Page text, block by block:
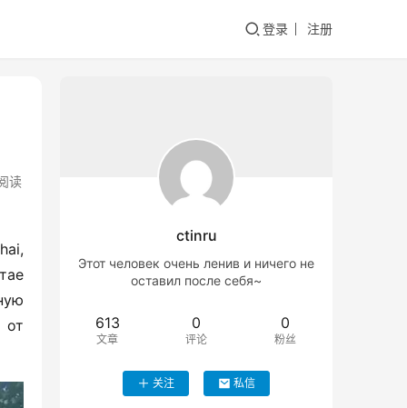
登录 注册
读
ctinru
Этот человек очень ленив и ничего не
оставил после себя~
613
文章
0
评论
0
粉丝
关注 私信